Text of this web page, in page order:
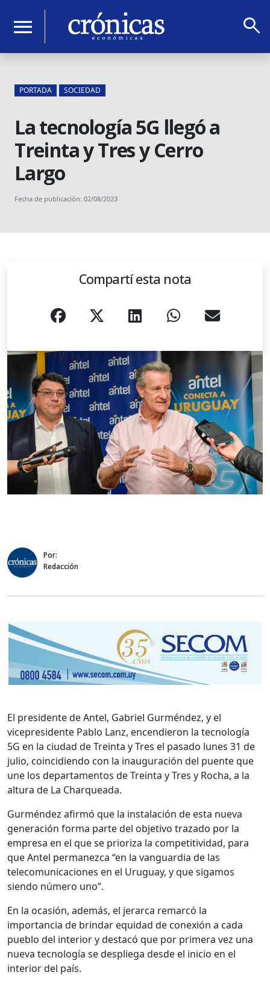
menu search
PORTADA SOCIEDAD
La tecnología 5G llegó a
Treinta y Tres y Cerro
Largo
Fecha de publicación: 02/08/2023
Compartí esta nota
Por:
Redacción
El presidente de Antel, Gabriel Gurméndez, y el
vicepresidente Pablo Lanz, encendieron la tecnología
5G en la ciudad de Treinta y Tres el pasado lunes 31 de
julio, coincidiendo con la inauguración del puente que
une los departamentos de Treinta y Tres y Rocha, a la
altura de La Charqueada.
Gurméndez afirmó que la instalación de esta nueva
generación forma parte del objetivo trazado por la
empresa en el que se prioriza la competitividad, para
que Antel permanezca “en la vanguardia de las
telecomunicaciones en el Uruguay, y que sigamos
siendo número uno”.
En la ocasión, además, el jerarca remarcó la
importancia de brindar equidad de conexión a cada
pueblo del interior y destacó que por primera vez una
nueva tecnología se despliega desde el inicio en el
interior del país.